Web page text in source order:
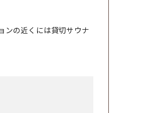
ンの近くには貸切サウナ